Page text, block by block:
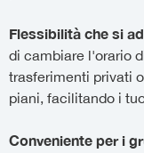
Flessibilità che si
di cambiare l'orario
trasferimenti privati
piani, facilitando i
Conveniente per i